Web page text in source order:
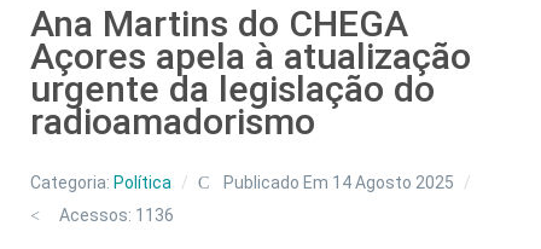
Ana Martins do CHEGA
Açores apela à atualização
urgente da legislação do
radioamadorismo
Categoria: Política
Publicado Em 14 Agosto 2025
Acessos: 1136